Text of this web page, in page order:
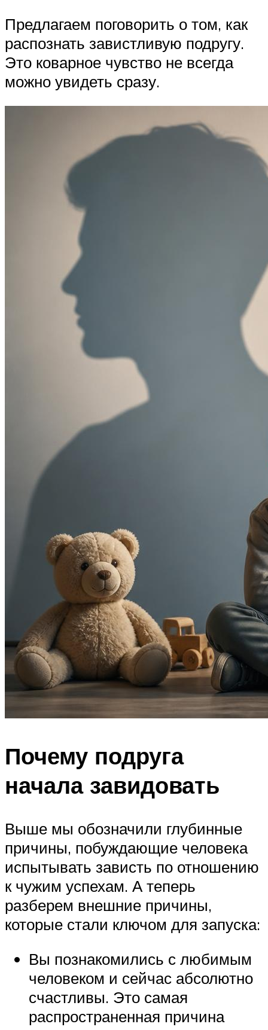
Предлагаем поговорить о том, как
распознать завистливую подругу.
Это коварное чувство не всегда
можно увидеть сразу.
Почему подруга
начала завидовать
Выше мы обозначили глубинные
причины, побуждающие человека
испытывать зависть по отношению
к чужим успехам. А теперь
разберем внешние причины,
которые стали ключом для запуска:
Вы познакомились с любимым
человеком и сейчас абсолютно
счастливы. Это самая
распространенная причина